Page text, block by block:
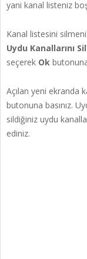
yani kanal listeniz
Kanal listesini
Uydu Kanallarını Sil
seçerek Ok
Açılan yeni ekranda
butonuna basınız.
sildiğiniz uydu
ediniz.